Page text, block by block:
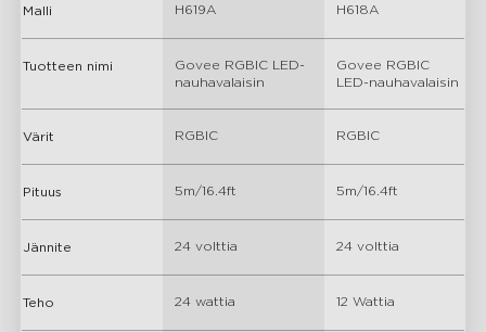
Malli H619A H618A
Tuotteen nimi
Govee RGBIC LED-
nauhavalaisin
Govee RGBIC
LED-nauhavalaisin
Värit RGBIC RGBIC
Pituus 5m/16.4ft 5m/16.4ft
Jännite 24 volttia 24 volttia
Teho 24 wattia 12 Wattia